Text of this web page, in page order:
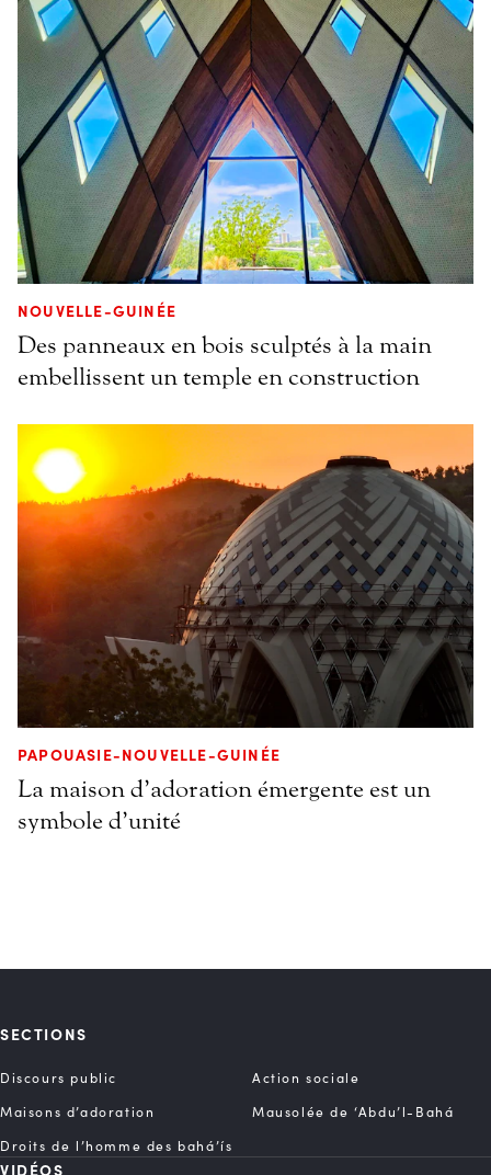
NOUVELLE-GUINÉE
Des panneaux en bois sculptés à la main
embellissent un temple en construction
PAPOUASIE-NOUVELLE-GUINÉE
La maison d’adoration émergente est un
symbole d’unité
SECTIONS
Discours public
Action sociale
Maisons d’adoration
Mausolée de ‘Abdu’l-Bahá
Droits de l’homme des bahá’ís
VIDÉOS